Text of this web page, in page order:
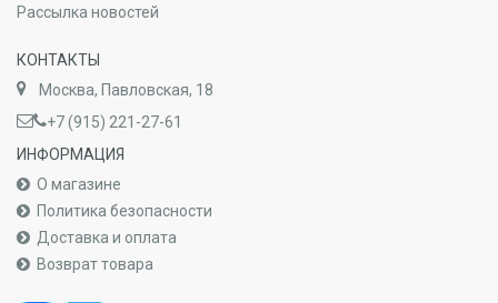
Рассылка новостей
КОНТАКТЫ
Москва, Павловская, 18
+7 (915) 221-27-61
ИНФОРМАЦИЯ
О магазине
Политика безопасности
Доставка и оплата
Возврат товара